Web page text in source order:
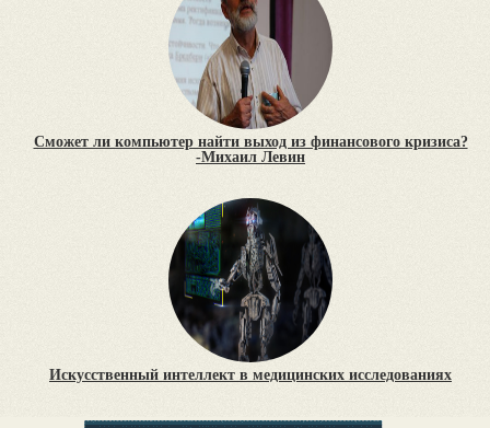
Сможет ли компьютер найти выход из финансового кризиса?
-Михаил Левин
Искусственный интеллект в медицинских исследованиях